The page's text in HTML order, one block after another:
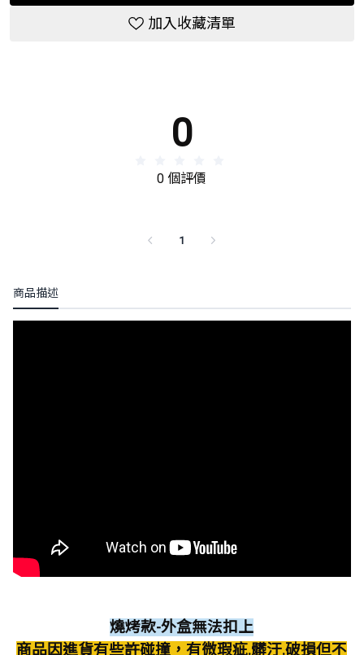
加入收藏清單
0
0 個評價
1
商品描述
燒烤款-外盒無法扣上
商品因進貨有些許碰撞，有微瑕疵.髒汙.破損但不